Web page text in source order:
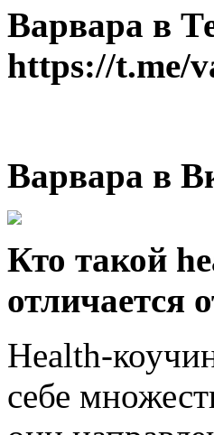
Варвара в
https://t.me/
Варвара в
Кто такой
отличается
Health-
себе